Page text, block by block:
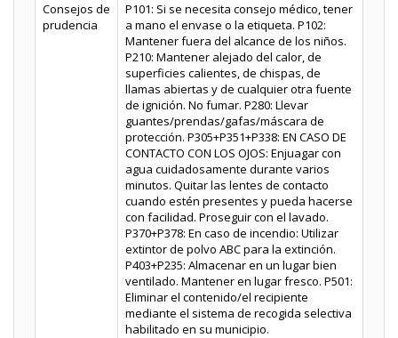
Consejos de
prudencia
P101: Si se necesita consejo médico, tener
a mano el envase o la etiqueta. P102:
Mantener fuera del alcance de los niños.
P210: Mantener alejado del calor, de
superficies calientes, de chispas, de
llamas abiertas y de cualquier otra fuente
de ignición. No fumar. P280: Llevar
guantes/prendas/gafas/máscara de
protección. P305+P351+P338: EN CASO DE
CONTACTO CON LOS OJOS: Enjuagar con
agua cuidadosamente durante varios
minutos. Quitar las lentes de contacto
cuando estén presentes y pueda hacerse
con facilidad. Proseguir con el lavado.
P370+P378: En caso de incendio: Utilizar
extintor de polvo ABC para la extinción.
P403+P235: Almacenar en un lugar bien
ventilado. Mantener en lugar fresco. P501:
Eliminar el contenido/el recipiente
mediante el sistema de recogida selectiva
habilitado en su municipio.